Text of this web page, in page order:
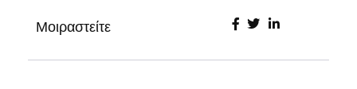
Μοιραστείτε